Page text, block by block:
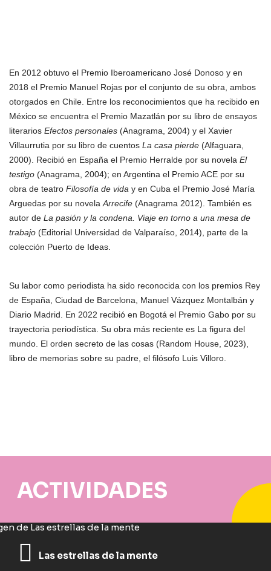
En 2012 obtuvo el Premio Iberoamericano José Donoso y en
2018 el Premio Manuel Rojas por el conjunto de su obra, ambos
otorgados en Chile. Entre los reconocimientos que ha recibido en
México se encuentra el Premio Mazatlán por su libro de ensayos
literarios Efectos personales (Anagrama, 2004) y el Xavier
Villaurrutia por su libro de cuentos La casa pierde (Alfaguara,
2000). Recibió en España el Premio Herralde por su novela El
testigo (Anagrama, 2004); en Argentina el Premio ACE por su
obra de teatro Filosofía de vida y en Cuba el Premio José María
Arguedas por su novela Arrecife (Anagrama 2012). También es
autor de La pasión y la condena . Viaje en torno a una mesa de
trabajo (Editorial Universidad de Valparaíso, 2014), parte de la
colección Puerto de Ideas.
Su labor como periodista ha sido reconocida con los premios Rey
de España, Ciudad de Barcelona, Manuel Vázquez Montalbán y
Diario Madrid. En 2022 recibió en Bogotá el Premio Gabo por su
trayectoria periodística. Su obra más reciente es La figura del
mundo. El orden secreto de las cosas (Random House, 2023),
libro de memorias sobre su padre, el filósofo Luis Villoro.
ACTIVIDADES
Las estrellas de la mente